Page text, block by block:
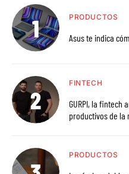
PRODUCTOS
Asus te indica
FINTECH
GURPI, la fintech argentina, habilita
productivos de la
PRODUCTOS